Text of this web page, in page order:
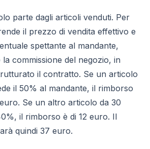
parte dagli articoli venduti. Per
il prezzo di vendita effettivo e
spettante al mandante,
commissione del negozio, in
il contratto. Se un articolo
il 50% al mandante, il rimborso
Se un altro articolo da 30
il rimborso è di 12 euro. Il
quindi 37 euro.